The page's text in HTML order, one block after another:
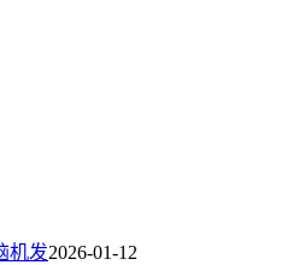
机发2026-01-12